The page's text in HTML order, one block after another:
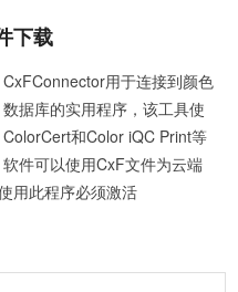
下载
CxFConnector用于连接到颜色
数据库的实用程序，该工具使
ColorCert和Color iQC Print等
软件可以使用CxF文件为云端
用此程序必须激活